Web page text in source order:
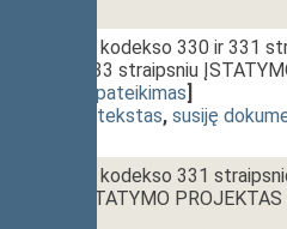
Baudžiamojo kodekso 330 ir 331
papildymo 333 straipsniu
pateikimas]
dokumento tekstas, susiję
Baudžiamojo kodekso 331
straipsniu ĮSTATYMO